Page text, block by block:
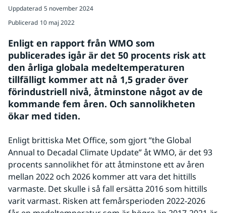
Uppdaterad 5 november 2024
Publicerad 10 maj 2022
Enligt en rapport från WMO som
publicerades igår är det 50 procents risk att
den årliga globala medeltemperaturen
tillfälligt kommer att nå 1,5 grader över
förindustriell nivå, åtminstone något av de
kommande fem åren. Och sannolikheten
ökar med tiden.
Enligt brittiska Met Office, som gjort ”the Global
Annual to Decadal Climate Update” åt WMO, är det 93
procents sannolikhet för att åtminstone ett av åren
mellan 2022 och 2026 kommer att vara det hittills
varmaste. Det skulle i så fall ersätta 2016 som hittills
varit varmast. Risken att femårsperioden 2022-2026